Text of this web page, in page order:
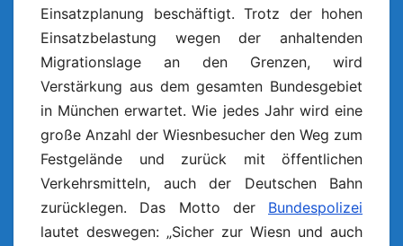
Einsatzplanung beschäftigt. Trotz der hohen
Einsatzbelastung wegen der anhaltenden
Migrationslage an den Grenzen, wird
Verstärkung aus dem gesamten Bundesgebiet
in München erwartet. Wie jedes Jahr wird eine
große Anzahl der Wiesnbesucher den Weg zum
Festgelände und zurück mit öffentlichen
Verkehrsmitteln, auch der Deutschen Bahn
zurücklegen. Das Motto der Bundespolizei
lautet deswegen: „Sicher zur Wiesn und auch